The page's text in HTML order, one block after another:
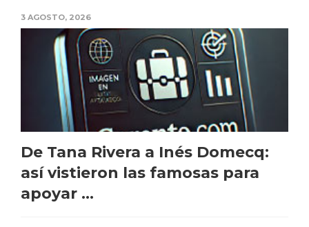
3 AGOSTO, 2026
De Tana Rivera a Inés Domecq:
así vistieron las famosas para
apoyar ...